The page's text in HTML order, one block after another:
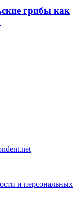
грибы как
и персональных